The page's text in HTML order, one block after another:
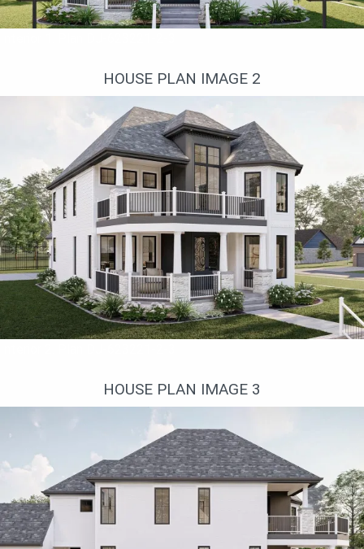
две машины.
HOUSE PLAN IMAGE 2
HOUSE PLAN IMAGE 3